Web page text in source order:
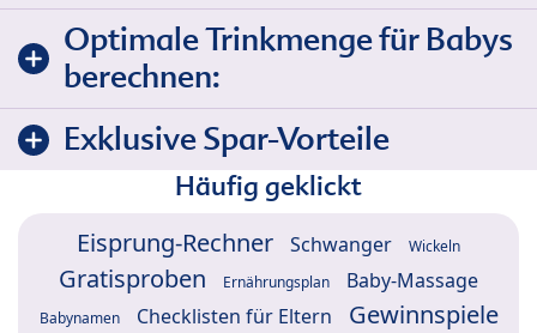
Optimale Trinkmenge für Babys
berechnen:
Exklusive Spar-Vorteile
Häufig geklickt
Eisprung-Rechner Schwanger Wickeln
Gratisproben Ernährungsplan Baby-Massage
Babynamen Checklisten für Eltern
Gewinnspiele